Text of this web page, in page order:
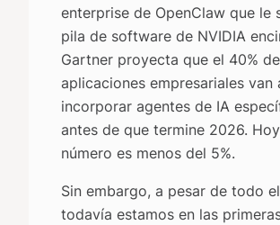
enterprise de OpenClaw que le
pila de software de NVIDIA
Gartner proyecta que el 40%
aplicaciones empresariales van
incorporar agentes de IA
antes de que termine 2026.
número es menos del 5%.
Sin embargo, a pesar de todo
todavía estamos en las